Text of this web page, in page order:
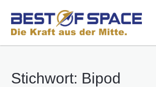
Stichwort: Bipod